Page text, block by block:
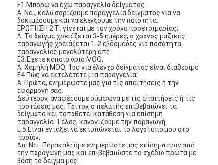
Ε1.Μπορώ να έχω παραγγελία δείγματος;
Α: Ναι, καλωσορίζουμε παραγγελία δείγματος για να
δοκιμάσουμε και να ελέγξουμε την ποιότητα.
ΕΡΩΤΗΣΗ 2 Τι γίνεται με τον χρόνο προετοιμασίας;
Α: Το δείγμα χρειάζεται 3-5 ημέρες, ο χρόνος μαζικής
παραγωγής χρειάζεται 1-2 εβδομάδες για ποσότητα
παραγγελίας μεγαλύτερη από
Ε3.Έχετε κάποιο όριο MOQ;
Α: Χαμηλή MOQ, 1pc για έλεγχο δείγματος είναι διαθέσιμο
Ε4.Πώς να εκτελέσετε μια παραγγελία;
Α: Πρώτα, ενημερώστε μας για τις απαιτήσεις ή την
εφαρμογή σας.
Δεύτερον, αναφέρουμε σύμφωνα με τις απαιτήσεις ή τις
προτάσεις μας. Τρίτον, ο πελάτης επιβεβαιώνει τα
δείγματα και τοποθετεί κατάθεση για επίσημη
παραγγελία. Τέλος, κανονίζουμε την παραγωγή.
Ε.5.Είναι εντάξει να εκτυπώνεται το λογότυπο μου στο
προϊόν;
Απ: Ναι. Παρακαλούμε ενημερώστε μας επίσημα πριν από
την παραγωγή μας και επιβεβαιώστε το σχέδιο πρώτα με
βάση το δείγμα μας.